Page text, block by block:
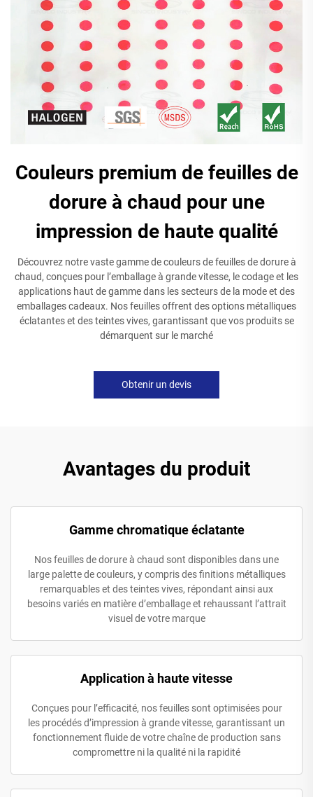
Couleurs premium de feuilles de
dorure à chaud pour une
impression de haute qualité
Découvrez notre vaste gamme de couleurs de feuilles de dorure à
chaud, conçues pour l’emballage à grande vitesse, le codage et les
applications haut de gamme dans les secteurs de la mode et des
emballages cadeaux. Nos feuilles offrent des options métalliques
éclatantes et des teintes vives, garantissant que vos produits se
démarquent sur le marché
Obtenir un devis
Avantages du produit
Gamme chromatique éclatante
Nos feuilles de dorure à chaud sont disponibles dans une
large palette de couleurs, y compris des finitions métalliques
remarquables et des teintes vives, répondant ainsi aux
besoins variés en matière d’emballage et rehaussant l’attrait
visuel de votre marque
Application à haute vitesse
Conçues pour l’efficacité, nos feuilles sont optimisées pour
les procédés d’impression à grande vitesse, garantissant un
fonctionnement fluide de votre chaîne de production sans
compromettre ni la qualité ni la rapidité